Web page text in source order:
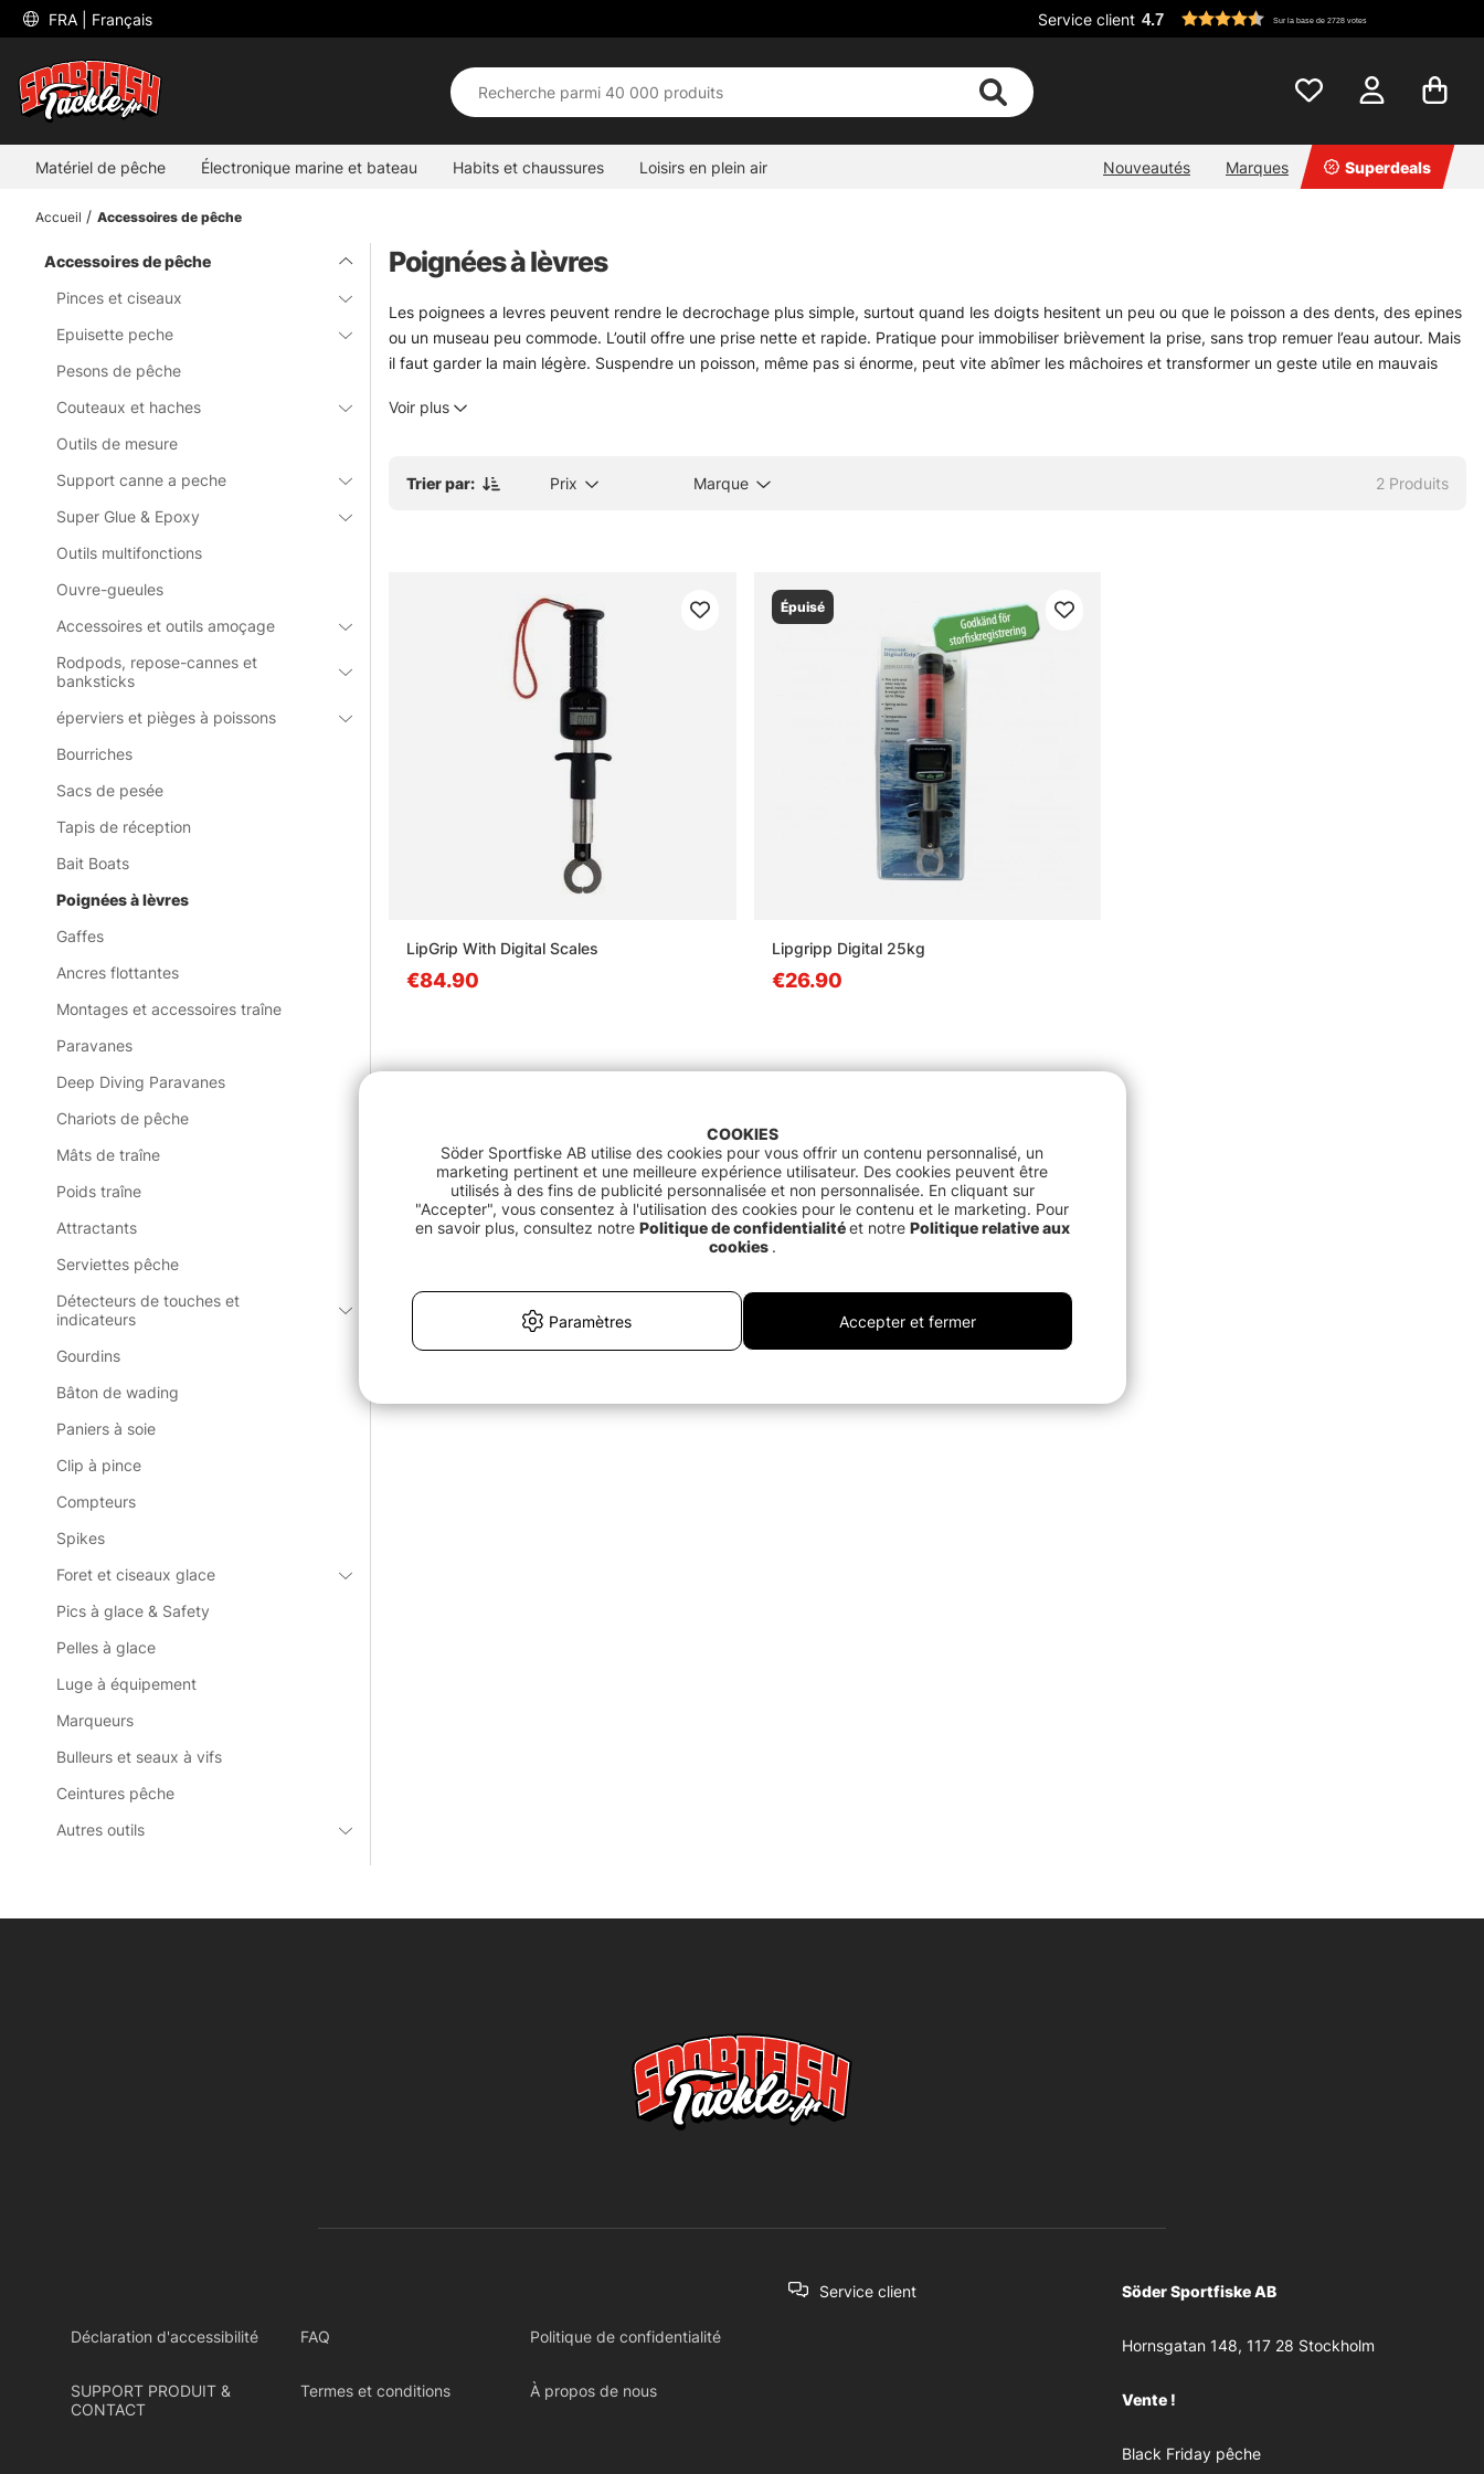
FRA | Français Service client 4.7 Sur la base de 2728 votes
Matériel de pêche Électronique marine et bateau Habits et chaussures Loisirs en plein air Nouveautés Marques Superdeals
Accueil Accessoires de pêche
Accessoires de pêche
Pinces et ciseaux
Epuisette peche
Pesons de pêche
Couteaux et haches
Outils de mesure
Support canne a peche
Super Glue & Epoxy
Outils multifonctions
Ouvre-gueules
Accessoires et outils amoçage
Rodpods, repose-cannes et
banksticks
éperviers et pièges à poissons
Bourriches
Sacs de pesée
Tapis de réception
Bait Boats
Poignées à lèvres
Gaffes
Ancres flottantes
Montages et accessoires traîne
Paravanes
Deep Diving Paravanes
Chariots de pêche
Mâts de traîne
Poids traîne
Attractants
Serviettes pêche
Détecteurs de touches et
indicateurs
Gourdins
Bâton de wading
Paniers à soie
Clip à pince
Compteurs
Spikes
Foret et ciseaux glace
Pics à glace & Safety
Pelles à glace
Luge à équipement
Marqueurs
Bulleurs et seaux à vifs
Ceintures pêche
Autres outils
Poignées à lèvres
Les poignees a levres peuvent rendre le decrochage plus simple, surtout quand les doigts hesitent un peu ou que le poisson a des dents, des epines
ou un museau peu commode. L’outil offre une prise nette et rapide. Pratique pour immobiliser brièvement la prise, sans trop remuer l’eau autour. Mais
il faut garder la main légère. Suspendre un poisson, même pas si énorme, peut vite abîmer les mâchoires et transformer un geste utile en mauvais
En pêche de bord, au bord d’un quai, ou quand il faut agir proprement sur un poisson remuant, c’est un accessoire qui a du sens. Il aide à travailler
» Retour à la catégorie principale
Qu'est-ce qu'une poignee a levres ?
Qu'est-ce qu'une poignee a levres utilisée correctement ?
Qu'est-ce qu'il faut éviter avec une poignee a levres ?
Voir plus
Trier par: Prix Marque 2 Produits
LipGrip With Digital Scales
€84.90
Épuisé
Lipgripp Digital 25kg
€26.90
Déclaration d'accessibilité FAQ Politique de confidentialité
SUPPORT PRODUIT &
CONTACT
Termes et conditions À propos de nous
Service client Söder Sportfiske AB
Hornsgatan 148, 117 28 Stockholm
Vente !
Black Friday pêche
COOKIES
Söder Sportfiske AB utilise des cookies pour vous offrir un contenu personnalisé, un
marketing pertinent et une meilleure expérience utilisateur. Des cookies peuvent être
utilisés à des fins de publicité personnalisée et non personnalisée. En cliquant sur
"Accepter", vous consentez à l'utilisation des cookies pour le contenu et le marketing. Pour
en savoir plus, consultez notre Politique de confidentialitéet notre Politique relative aux
cookies .
Paramètres Accepter et fermer